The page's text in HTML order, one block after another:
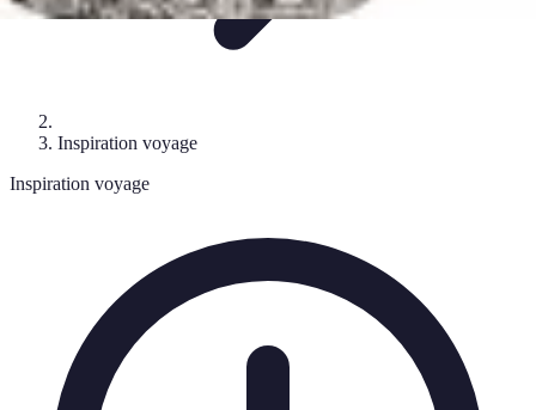
Inspiration voyage
Inspiration voyage